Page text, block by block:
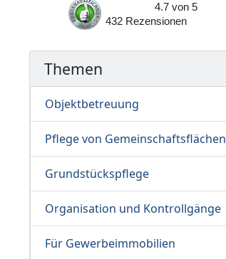
4.7 von5
432
Rezensionen
Themen
Objektbetreuung
Pflege von Gemeinschaftsflächen
Grundstückspflege
Organisation und Kontrollgänge
Für Gewerbeimmobilien